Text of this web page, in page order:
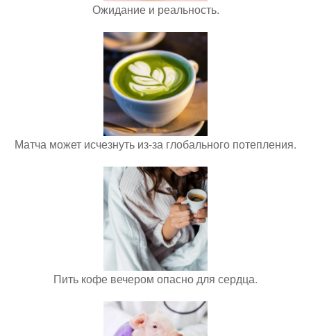
Ожидание и реальность.
Матча может исчезнуть из-за глобального потепления.
Пить кофе вечером опасно для сердца.